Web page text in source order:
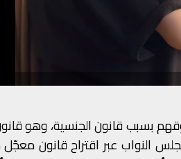
بسبب قانون الجنسية، وهو
إلى مجلس النواب عبر اقتراح قانون